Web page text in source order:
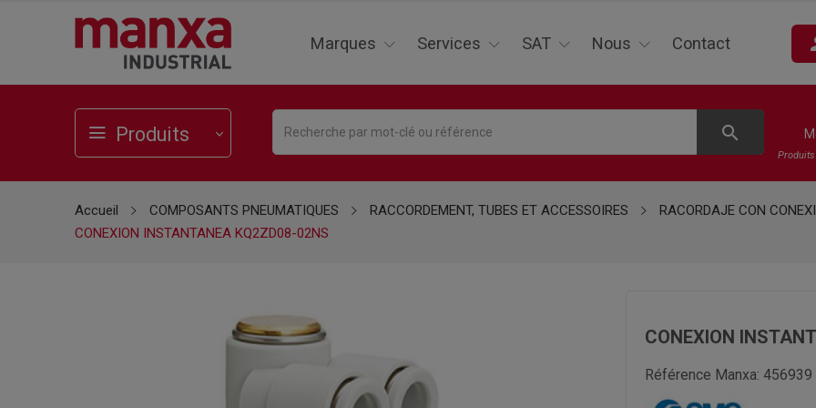
Marques Services SAT Nous Contact
Produits search
Accueil COMPOSANTS PNEUMATIQUES RACCORDEMENT, TUBES ET ACCESSOIRES
RACORDAJE CON
CONEXION INSTANTANEA KQ2ZD08-02NS
CONEXION
Référence Manxa: 456939